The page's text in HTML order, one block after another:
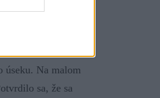
Jej široké
úseku. Na malom
sa, že sa